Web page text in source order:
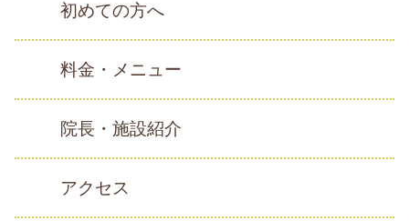
初めての方へ
料金・メニュー
院長・施設紹介
アクセス